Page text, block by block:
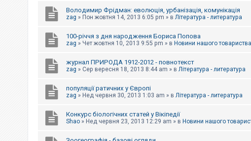
Володимир Фрідман: еволюція, урбанізація, комунікація
zag » Пон жовтня 14, 2013 6:05 pm » в Література - литература
100-річчя з дня народження Бориса Попова
zag » Чет жовтня 10, 2013 9:55 pm » в Новини нашого
журнал ПРИРОДА 1912-2012 - повнотекст
zag » Сер вересня 18, 2013 8:44 am » в Література - литература
популяції ратичних у Європі
zag » Нед червня 30, 2013 1:03 am » в Література - литература
Конкурс біологічних статей у Вікіпедії
Shao » Нед червня 23, 2013 12:29 am » в Новини нашого